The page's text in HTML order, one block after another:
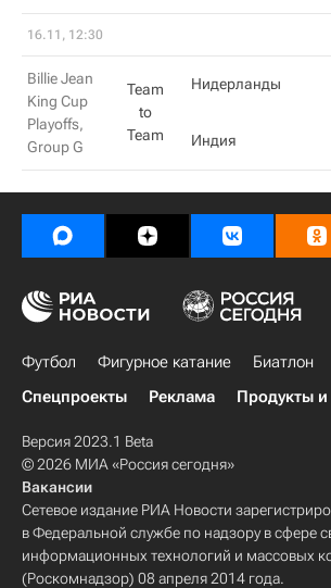
16.11, 12:30
Billie Jean
King Cup
Playoffs,
Group G
Team
to
Team
Нидерланды
Индия
Футбол Фигурное катание Биатлон
Спецпроекты
Реклама Продукты
Версия 2023.1 Beta
© 2026 МИА «Россия сегодня»
Вакансии
Сетевое издание РИА Новости
в Федеральной службе по надзору в сфере
информационных технологий и массовых
(Роскомнадзор) 08 апреля 2014 года.